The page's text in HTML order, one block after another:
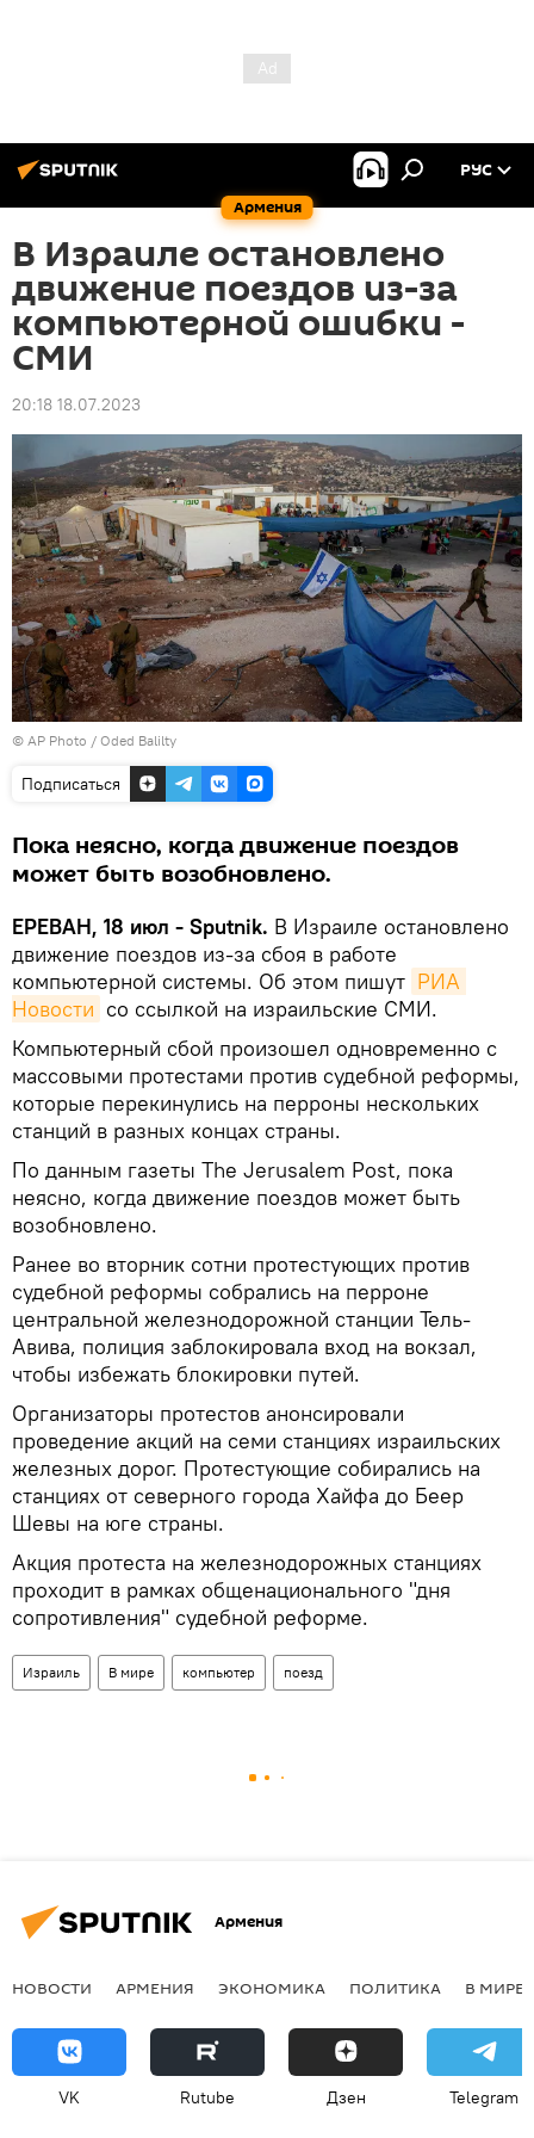
Армения
РУС
В Израиле остановлено
движение поездов из-за
компьютерной ошибки -
СМИ
20:18 18.07.2023
© AP Photo / Oded Balilty
Подписаться
Пока неясно, когда движение поездов
может быть возобновлено.
ЕРЕВАН, 18 июл - Sputnik. В Израиле остановлено
движение поездов из-за сбоя в работе
компьютерной системы․ Об этом пишут РИА
Новости со ссылкой на израильские СМИ.
Компьютерный сбой произошел одновременно с
массовыми протестами против судебной реформы,
которые перекинулись на перроны нескольких
станций в разных концах страны.
По данным газеты The Jerusalem Post, пока
неясно, когда движение поездов может быть
возобновлено.
Ранее во вторник сотни протестующих против
судебной реформы собрались на перроне
центральной железнодорожной станции Тель-
Авива, полиция заблокировала вход на вокзал,
чтобы избежать блокировки путей.
Организаторы протестов анонсировали
проведение акций на семи станциях израильских
железных дорог. Протестующие собирались на
станциях от северного города Хайфа до Беер
Шевы на юге страны.
Акция протеста на железнодорожных станциях
проходит в рамках общенационального "дня
сопротивления" судебной реформе.
Израиль В мире компьютер поезд
Армения
НОВОСТИ АРМЕНИЯ ЭКОНОМИКА ПОЛИТИКА В МИРЕ
VK Rutube Дзен Telegram